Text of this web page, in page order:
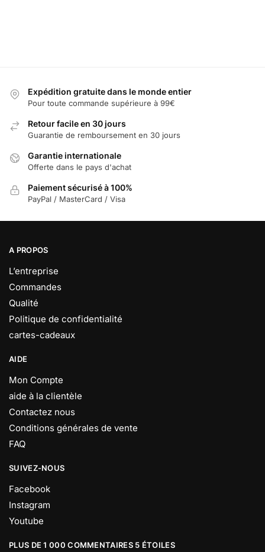
Expédition gratuite dans le monde entier
Pour toute commande supérieure à 99€
Retour facile en 30 jours
Guarantie de remboursement en 30 jours
Garantie internationale
Offerte dans le pays d'achat
Paiement sécurisé à 100%
PayPal / MasterCard / Visa
A PROPOS
L’entreprise
Commandes
Qualité
Politique de confidentialité
cartes-cadeaux
AIDE
Mon Compte
aide à la clientèle
Contactez nous
Conditions générales de vente
FAQ
SUIVEZ-NOUS
Facebook
Instagram
Youtube
PLUS DE 1 000 COMMENTAIRES 5 ÉTOILES